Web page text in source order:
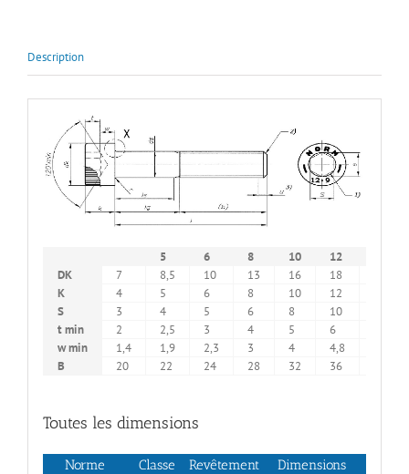
Description
5 6 8 10 12
DK
7 8,5 10 13 16 18
K
4 5 6 8 10 12
S
3 4 5 6 8 10
t min
2 2,5 3 4 5 6
w min
1,4 1,9 2,3 3 4 4,8
B
20 22 24 28 32 36
Toutes les dimensions
Norme Classe Revêtement Dimensions